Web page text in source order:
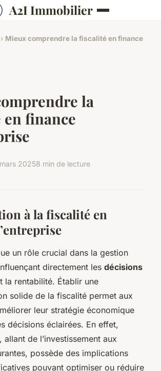
A2I Immobilier
› Mieux comprendre la fiscalité en finance
la
finance
20258 min de lecture
à la fiscalité en
un rôle crucial dans la gestion
directement les décisions
la rentabilité. Établir une
solide de la fiscalité permet aux
leur stratégie économique
décisions éclairées. En effet,
de l’investissement aux
possède des implications
pouvant optimiser ou réduire